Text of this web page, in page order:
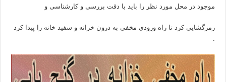
موجود در محل مورد نظر را باید با دقت بررسی و کارشناسی و
رمزگشایی کرد تا راه ورودی مخفی به درون خزانه و سفید خانه را پیدا کرد
.